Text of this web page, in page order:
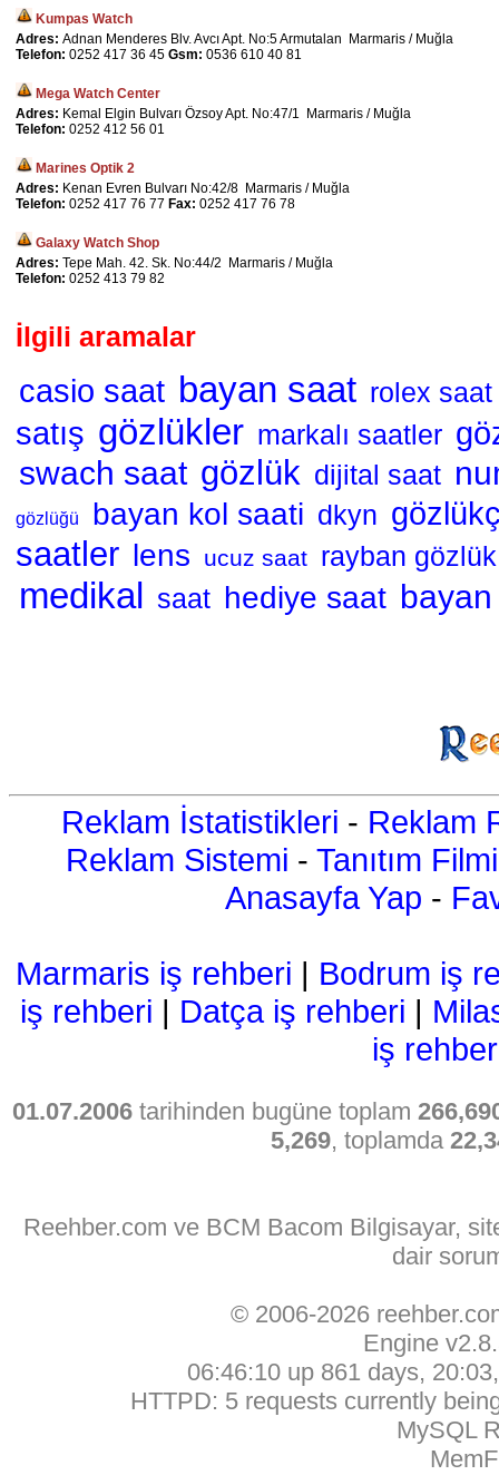
Kumpas Watch
Adres: Adnan Menderes Blv. Avcı Apt. No:5 Armutalan Marmaris / Muğla
Telefon: 0252 417 36 45 Gsm: 0536 610 40 81
Mega Watch Center
Adres: Kemal Elgin Bulvarı Özsoy Apt. No:47/1 Marmaris / Muğla
Telefon: 0252 412 56 01
Marines Optik 2
Adres: Kenan Evren Bulvarı No:42/8 Marmaris / Muğla
Telefon: 0252 417 76 77 Fax: 0252 417 76 78
Galaxy Watch Shop
Adres: Tepe Mah. 42. Sk. No:44/2 Marmaris / Muğla
Telefon: 0252 413 79 82
İlgili aramalar
casio saat bayan saat rolex saat
satış gözlükler markalı saatler
swach saat gözlük dijital saat
gözlüğü bayan kol saati dkyn
saatler lens ucuz saat rayban gözlük
medikal saat hediye saat
Reklam İstatistikleri - Reklam
Reklam Sistemi - Tanıtım Filmi
Anasayfa Yap -
Marmaris iş rehberi | Bodrum iş
iş rehberi | Datça iş rehberi |
iş
01.07.2006 tarihinden bugüne toplam
5,269, toplamda
Reehber.com ve BCM Bacom Bilgisayar,
dair
© 2006-2026
Engine
06:46:10 up 861 days,
HTTPD: 5 requests currently
MySQL